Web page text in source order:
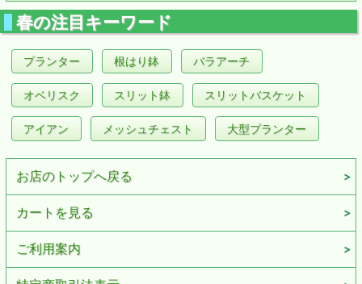
春の注目キーワード
プランター 根はり鉢 バラアーチ
オベリスク スリット鉢 スリットバスケット
アイアン メッシュチェスト 大型プランター
お店のトップへ戻る
カートを見る
ご利用案内